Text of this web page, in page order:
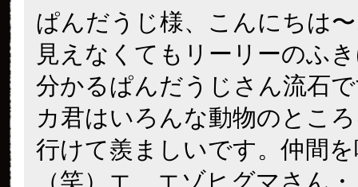
ぱんだうじ様、こんにちは
見えなくてもリーリーのふ
分かるぱんだうじさん流石
カ君はいろんな動物のとこ
行けて羨ましいです。仲間
（笑）エ、エゾヒグマさん